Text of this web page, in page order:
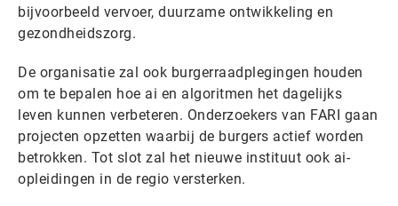
bijvoorbeeld vervoer, duurzame ontwikkeling en
gezondheidszorg.
De organisatie zal ook burgerraadplegingen houden
om te bepalen hoe ai en algoritmen het dagelijks
leven kunnen verbeteren. Onderzoekers van FARI gaan
projecten opzetten waarbij de burgers actief worden
betrokken. Tot slot zal het nieuwe instituut ook ai-
opleidingen in de regio versterken.